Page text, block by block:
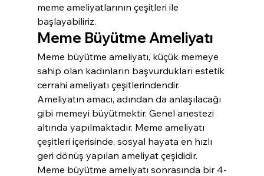
meme ameliyatlarının çeşitleri ile
başlayabiliriz.
Meme Büyütme Ameliyatı
Meme büyütme ameliyatı, küçük memeye
sahip olan kadınların başvurdukları estetik
cerrahi ameliyatı çeşitlerindendir.
Ameliyatın amacı, adından da anlaşılacağı
gibi memeyi büyütmektir. Genel anestezi
altında yapılmaktadır. Meme ameliyatı
çeşitleri içerisinde, sosyal hayata en hızlı
geri dönüş yapılan ameliyat çeşididir.
Meme büyütme ameliyatı sonrasında bir 4-